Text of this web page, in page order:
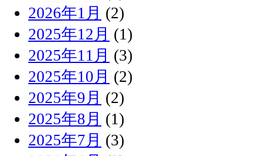
2026年1月 (2)
2025年12月 (1)
2025年11月 (3)
2025年10月 (2)
2025年9月 (2)
2025年8月 (1)
2025年7月 (3)